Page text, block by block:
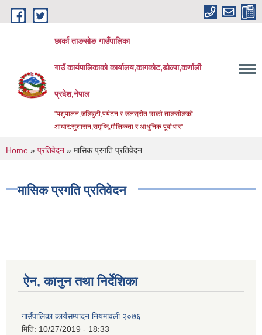
Skip to main content
छार्का ताङसोङ गाउँपालिका
गाउँ कार्यपालिकाको कार्यालय,कागकोट,डोल्पा,कर्णाली
प्रदेश,नेपाल
"पशुपालन,जडिबुटी,पर्यटन र जलस्रोत छार्का ताङसोङको
आधार:सुशासन,समृध्दि,मौलिकता र आधुनिक पूर्वाधार''
You are here
Home » प्रतिवेदन » मासिक प्रगति प्रतिवेदन
मासिक प्रगति प्रतिवेदन
ऐन, कानुन तथा निर्देशिका
गाउँपालिका कार्यसम्पादन नियमावली २०७६
मिति: 10/27/2019 - 18:33